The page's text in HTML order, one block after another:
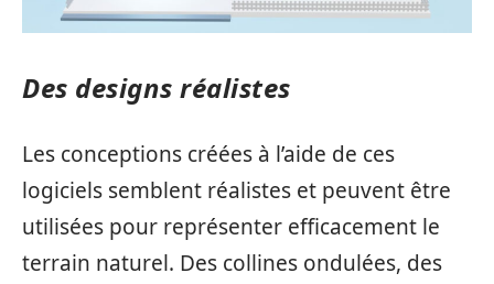
Des designs réalistes
Les conceptions créées à l’aide de ces
logiciels semblent réalistes et peuvent être
utilisées pour représenter efficacement le
terrain naturel. Des collines ondulées, des